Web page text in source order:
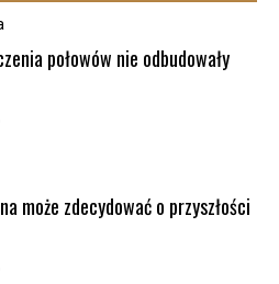
połowów nie odbudowały
może zdecydować o przyszłości